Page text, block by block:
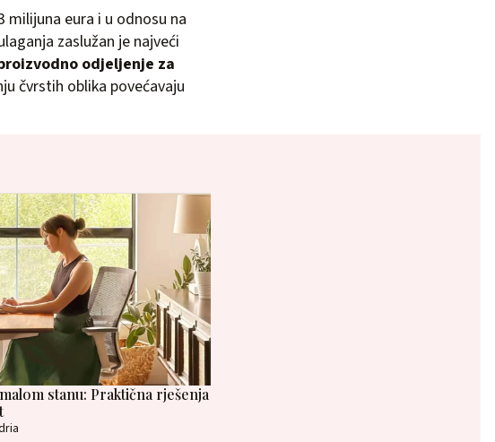
milijuna eura i u odnosu na
zaslužan je najveći
odjeljenje za
čvrstih oblika povećavaju
stanu: Praktična rješenja